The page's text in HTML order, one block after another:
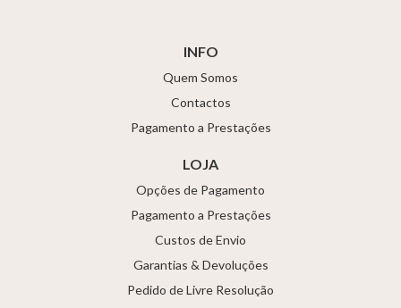
INFO
Quem Somos
Contactos
Pagamento a Prestações
LOJA
Opções de Pagamento
Pagamento a Prestações
Custos de Envio
Garantias & Devoluções
Pedido de Livre Resolução